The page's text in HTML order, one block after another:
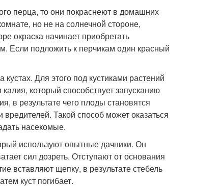
перца, то они покраснеют в домашних
но не на солнечной стороне,
окраска начинает приобретать
Если подложить к перчикам один красный
Для этого под кустиками растений
который способствует запусканию
в результате чего плоды становятся
Такой способ может оказаться
насекомые.
используют опытные дачники. Он
сил дозреть. Отступают от основания
вставляют щепку, в результате стебель
куст погибает.